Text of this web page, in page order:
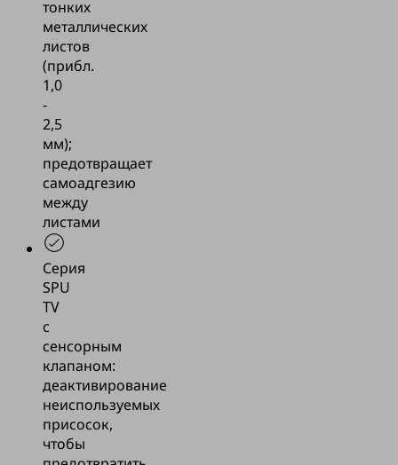
тонких
металлических
листов
(прибл.
1,0
-
2,5
мм);
предотвращает
самоадгезию
между
листами
Серия
SPU
TV
с
сенсорным
клапаном:
деактивирование
неиспользуемых
присосок,
чтобы